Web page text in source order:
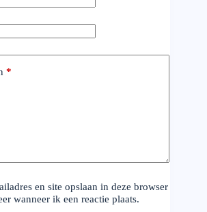
*
en site opslaan in deze browser
wanneer ik een reactie plaats.